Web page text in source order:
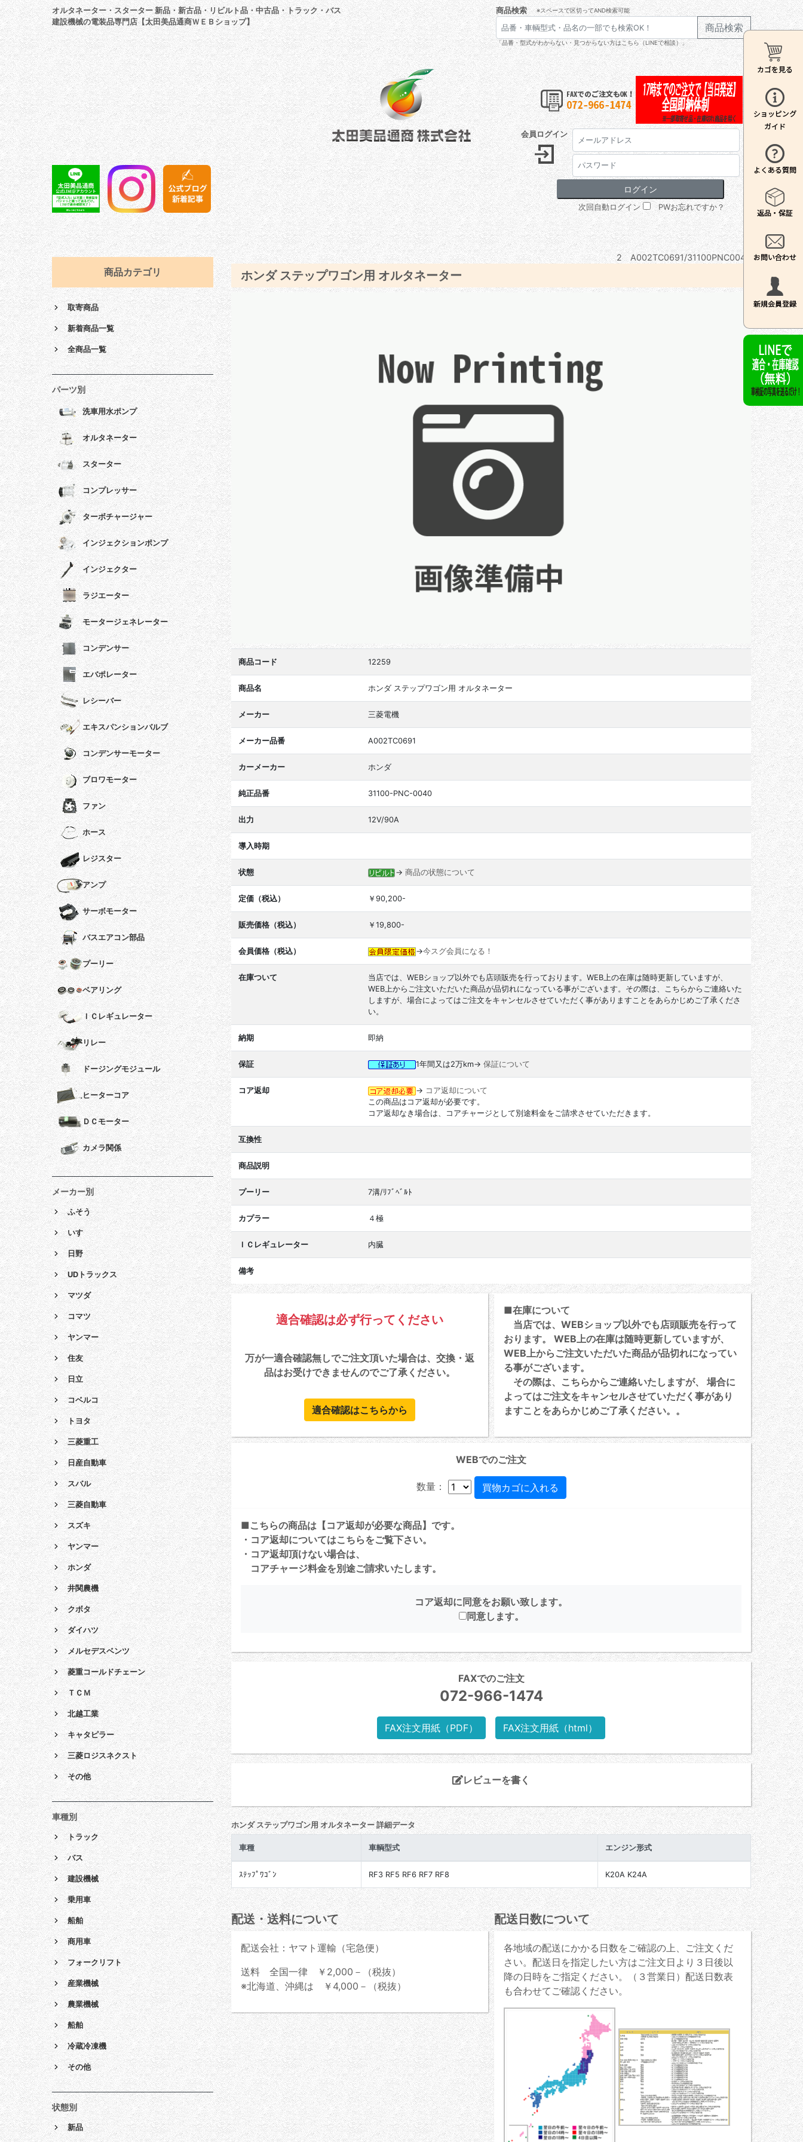
オルタネーター・スターター 新品・新古品・リビルト品・中古品・トラック・バス
建設機械の電装品専門店【太田美品通商ＷＥＢショップ】
商品検索 ※スペースで区切ってAND検索可能
商品検索
「品番・型式がわからない・見つからない方はこちら（LINEで相談）」
会員ログイン
次回自動ログイン PWお忘れですか？
2 A002TC0691/31100PNC0040
ホンダ ステップワゴン用 オルタネーター
商品コード 12259
商品名 ホンダ ステップワゴン用 オルタネーター
メーカー 三菱電機
メーカー品番 A002TC0691
カーメーカー ホンダ
純正品番 31100-PNC-0040
出力 12V/90A
導入時期
状態 → 商品の状態について
定価（税込） ￥90,200-
販売価格（税込） ￥19,800-
会員価格（税込） →今スグ会員になる！
在庫ついて
当店では、WEBショップ以外でも店頭販売を行っております。WEB上の在庫は随時更新していますが、
WEB上からご注文いただいた商品が品切れになっている事がございます。その際は、こちらからご連絡いた
しますが、場合によってはご注文をキャンセルさせていただく事がありますことをあらかじめご了承くださ
い。
納期 即納
保証 1年間又は2万km→ 保証について
コア返却 → コア返却について
この商品はコア返却が必要です。
コア返却なき場合は、コアチャージとして別途料金をご請求させていただきます。
互換性
商品説明
プーリー 7溝/ﾘﾌﾞﾍﾞﾙﾄ
カプラー ４極
ＩＣレギュレーター 内臓
備考
適合確認は必ず行ってください
万が一適合確認無しでご注文頂いた場合は、交換・返
品はお受けできませんのでご了承ください。
適合確認はこちらから
■在庫について
当店では、WEBショップ以外でも店頭販売を行って
おります。 WEB上の在庫は随時更新していますが、
WEB上からご注文いただいた商品が品切れになってい
る事がございます。
その際は、こちらからご連絡いたしますが、 場合に
よってはご注文をキャンセルさせていただく事があり
ますことをあらかじめご了承ください。。
WEBでのご注文
数量：
■こちらの商品は【コア返却が必要な商品】です。
・コア返却についてはこちらをご覧下さい。
・コア返却頂けない場合は、
コアチャージ料金を別途ご請求いたします。
コア返却に同意をお願い致します。
同意します。
FAXでのご注文
072-966-1474
FAX注文用紙（PDF） FAX注文用紙（html）
レビューを書く
ホンダ ステップワゴン用 オルタネーター 詳細データ
車種 車輌型式 エンジン形式
ｽﾃｯﾌﾟﾜｺﾞﾝ RF3 RF5 RF6 RF7 RF8 K20A K24A
配送・送料について
配送会社：ヤマト運輸（宅急便）
送料 全国一律 ￥2,000－（税抜）
※北海道、沖縄は ￥4,000－（税抜）
配送日数について
各地域の配送にかかる日数をご確認の上、ご注文くだ
さい。配送日を指定したい方はご注文日より３日後以
降の日時をご指定ください。（３営業日）配送日数表
も合わせてご確認ください。
商品カテゴリ
取寄商品
新着商品一覧
全商品一覧
パーツ別
洗車用水ポンプ
オルタネーター
スターター
コンプレッサー
ターボチャージャー
インジェクションポンプ
インジェクター
ラジエーター
モータージェネレーター
コンデンサー
エバポレーター
レシーバー
エキスパンションバルブ
コンデンサーモーター
ブロワモーター
ファン
ホース
レジスター
アンプ
サーボモーター
バスエアコン部品
プーリー
ベアリング
ＩＣレギュレーター
リレー
ドージングモジュール
ヒーターコア
ＤＣモーター
カメラ関係
メーカー別
ふそう
いすゞ
日野
UDトラックス
マツダ
コマツ
ヤンマー
住友
日立
コベルコ
トヨタ
三菱重工
日産自動車
スバル
三菱自動車
スズキ
ヤンマー
ホンダ
井関農機
クボタ
ダイハツ
メルセデスベンツ
菱重コールドチェーン
ＴＣＭ
北越工業
キャタピラー
三菱ロジスネクスト
その他
車種別
トラック
バス
建設機械
乗用車
船舶
商用車
フォークリフト
産業機械
農業機械
船舶
冷蔵冷凍機
その他
状態別
新品